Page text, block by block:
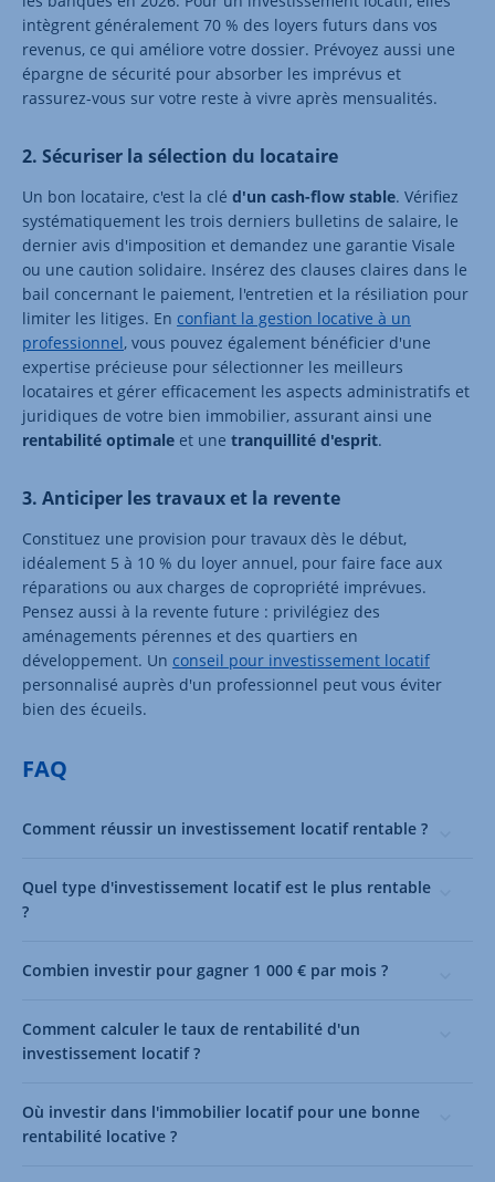
intègrent généralement 70 % des loyers futurs dans vos
revenus, ce qui améliore votre dossier. Prévoyez aussi une
épargne de sécurité pour absorber les imprévus et
rassurez-vous sur votre reste à vivre après mensualités.
2. Sécuriser la sélection du locataire
Un bon locataire, c'est la clé d'un cash-flow stable. Vérifiez
systématiquement les trois derniers bulletins de salaire, le
dernier avis d'imposition et demandez une garantie Visale
ou une caution solidaire. Insérez des clauses claires dans le
bail concernant le paiement, l'entretien et la résiliation pour
limiter les litiges. En confiant la gestion locative à un
professionnel, vous pouvez également bénéficier d'une
expertise précieuse pour sélectionner les meilleurs
locataires et gérer efficacement les aspects administratifs et
juridiques de votre bien immobilier, assurant ainsi une
rentabilité optimale et une tranquillité d'esprit.
3. Anticiper les travaux et la revente
Constituez une provision pour travaux dès le début,
idéalement 5 à 10 % du loyer annuel, pour faire face aux
réparations ou aux charges de copropriété imprévues.
Pensez aussi à la revente future : privilégiez des
aménagements pérennes et des quartiers en
développement. Un conseil pour investissement locatif
personnalisé auprès d'un professionnel peut vous éviter
bien des écueils.
FAQ
Comment réussir un investissement locatif rentable ?
Quel type d'investissement locatif est le plus rentable
?
Combien investir pour gagner 1 000 € par mois ?
Comment calculer le taux de rentabilité d'un
investissement locatif ?
Où investir dans l'immobilier locatif pour une bonne
rentabilité locative ?